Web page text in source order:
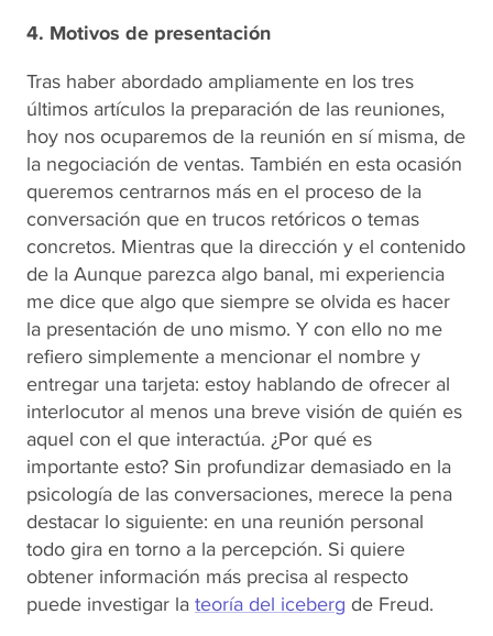
4. Motivos de presentación
Tras haber abordado ampliamente en los tres
últimos artículos la preparación de las reuniones,
hoy nos ocuparemos de la reunión en sí misma, de
la negociación de ventas. También en esta ocasión
queremos centrarnos más en el proceso de la
conversación que en trucos retóricos o temas
concretos. Mientras que la dirección y el contenido
de la Aunque parezca algo banal, mi experiencia
me dice que algo que siempre se olvida es hacer
la presentación de uno mismo. Y con ello no me
refiero simplemente a mencionar el nombre y
entregar una tarjeta: estoy hablando de ofrecer al
interlocutor al menos una breve visión de quién es
aquel con el que interactúa. ¿Por qué es
importante esto? Sin profundizar demasiado en la
psicología de las conversaciones, merece la pena
destacar lo siguiente: en una reunión personal
todo gira en torno a la percepción. Si quiere
obtener información más precisa al respecto
puede investigar la teoría del iceberg de Freud.